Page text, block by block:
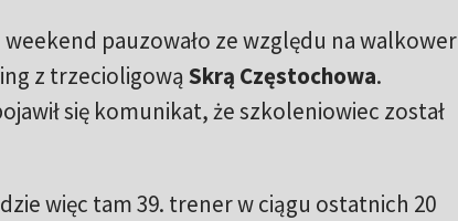
pauzowało ze względu na walkower
z trzecioligową Skrą Częstochowa.
się komunikat, że szkoleniowiec został
więc tam 39. trener w ciągu ostatnich 20